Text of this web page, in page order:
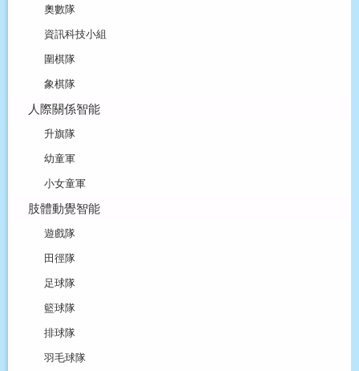
奧數隊
資訊科技小組
圍棋隊
象棋隊
人際關係智能
升旗隊
幼童軍
小女童軍
肢體動覺智能
遊戲隊
田徑隊
足球隊
籃球隊
排球隊
羽毛球隊